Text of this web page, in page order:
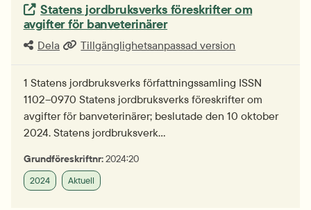
Extern länk.
Statens jordbruksverks föreskrifter om
avgifter för banveterinärer
Dela Tillgänglighetsanpassad version
1 Statens jordbruksverks författningssamling ISSN
1102–0970 Statens jordbruksverks föreskrifter om
avgifter för banveterinärer; beslutade den 10 oktober
2024. Statens jordbruksverk…
Grundföreskriftnr:2024:20
2024 Aktuell